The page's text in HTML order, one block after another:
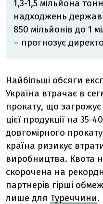
1,3-1,5 мільйона
надходжень
850 мільйонів до 1
– прогнозує
Найбільші обсяги
Україна втрачає в
прокату, що
цієї продукції на 35-
довгомірного
країна ризикує
виробництва. Квота
скорочена на
партнерів гірші
лише для Туреччини.